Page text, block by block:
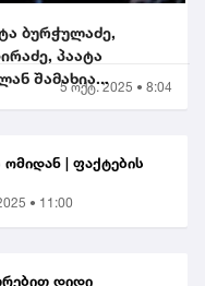
ბურჭულაძე,
პაატა
შამახია...
5 ოქტ. 2025 • 8:04
ომიდან | ფაქტების
• 11:00
დიდი